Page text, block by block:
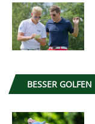
BESSER GOLFEN